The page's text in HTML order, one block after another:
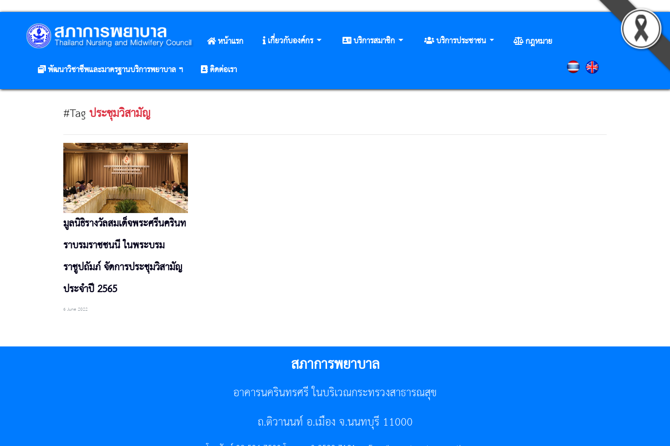
หน้าแรก เกี่ยวกับองค์กร บริการสมาชิก บริการประชาชน
กฎหมาย
พัฒนาวิชาชีพและมาตรฐานบริการพยาบาล ฯ
ติดต่อเรา
#Tagประชุมวิสามัญ
มูลนิธิรางวัลสมเด็จพระศรีนครินท
ราบรมราชชนนี ในพระบรม
ราชูปถัมภ์ จัดการประชุมวิสามัญ
ประจำปี 2565
6 June 2022
สภาการพยาบาล
อาคารนครินทรศรี ในบริเวณกระทรวงสาธารณสุข
ถ.ติวานนท์ อ.เมือง จ.นนทบุรี 11000